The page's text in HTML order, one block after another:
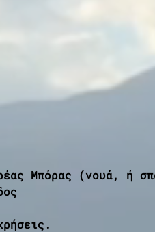
Μπόρας (νουά, ή